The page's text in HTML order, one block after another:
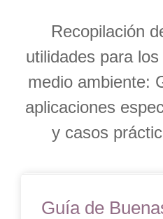
Recopilación
utilidades para
medio ambiente:
aplicaciones
y casos
Guía de